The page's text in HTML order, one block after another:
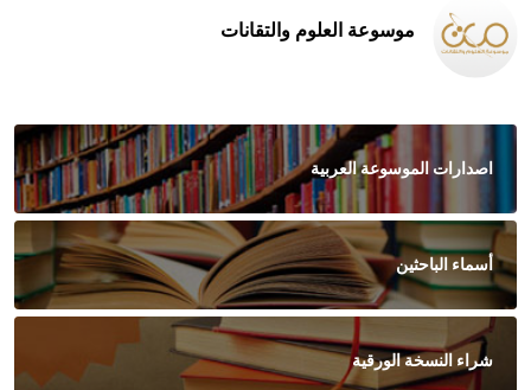
موسوعة العلوم والتقانات
اصدارات الموسوعة العربية
أسماء الباحثين
شراء النسخة الورقية